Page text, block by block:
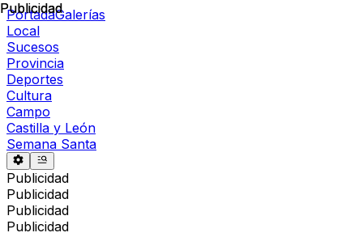
PortadaGalerías
Local
Sucesos
Provincia
Deportes
Cultura
Campo
Castilla y León
Semana Santa
Publicidad
Publicidad
Publicidad
Publicidad
Publicidad
Publicidad